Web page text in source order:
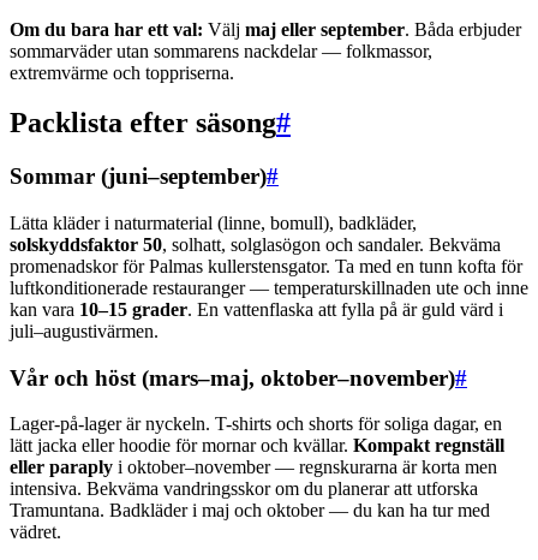
Om du bara har ett val: Välj maj eller september. Båda erbjuder
sommarväder utan sommarens nackdelar — folkmassor,
extremvärme och toppriserna.
Packlista efter säsong#
Sommar (juni–september)#
Lätta kläder i naturmaterial (linne, bomull), badkläder,
solskyddsfaktor 50, solhatt, solglasögon och sandaler. Bekväma
promenadskor för Palmas kullerstensgator. Ta med en tunn kofta för
luftkonditionerade restauranger — temperaturskillnaden ute och inne
kan vara 10–15 grader. En vattenflaska att fylla på är guld värd i
juli–augustivärmen.
Vår och höst (mars–maj, oktober–november)#
Lager-på-lager är nyckeln. T-shirts och shorts för soliga dagar, en
lätt jacka eller hoodie för mornar och kvällar. Kompakt regnställ
eller paraply i oktober–november — regnskurarna är korta men
intensiva. Bekväma vandringsskor om du planerar att utforska
Tramuntana. Badkläder i maj och oktober — du kan ha tur med
vädret.